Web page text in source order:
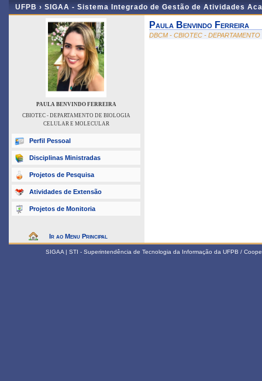
UFPB › SIGAA - Sistema Integrado de Gestão de Atividades
PAULA BENVINDO FERREIRA
CBIOTEC - DEPARTAMENTO DE BIOLOGIA
CELULAR E MOLECULAR
Perfil Pessoal
Disciplinas Ministradas
Projetos de Pesquisa
Atividades de Extensão
Projetos de Monitoria
Ir ao Menu Principal
Paula Benvindo Ferreira
DBCM - CBIOTEC -
SIGAA | STI - Superintendência de Tecnologia da Informação da UFPB /